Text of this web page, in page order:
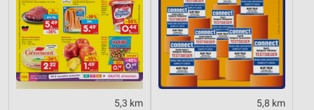
5,3 km 5,8 km